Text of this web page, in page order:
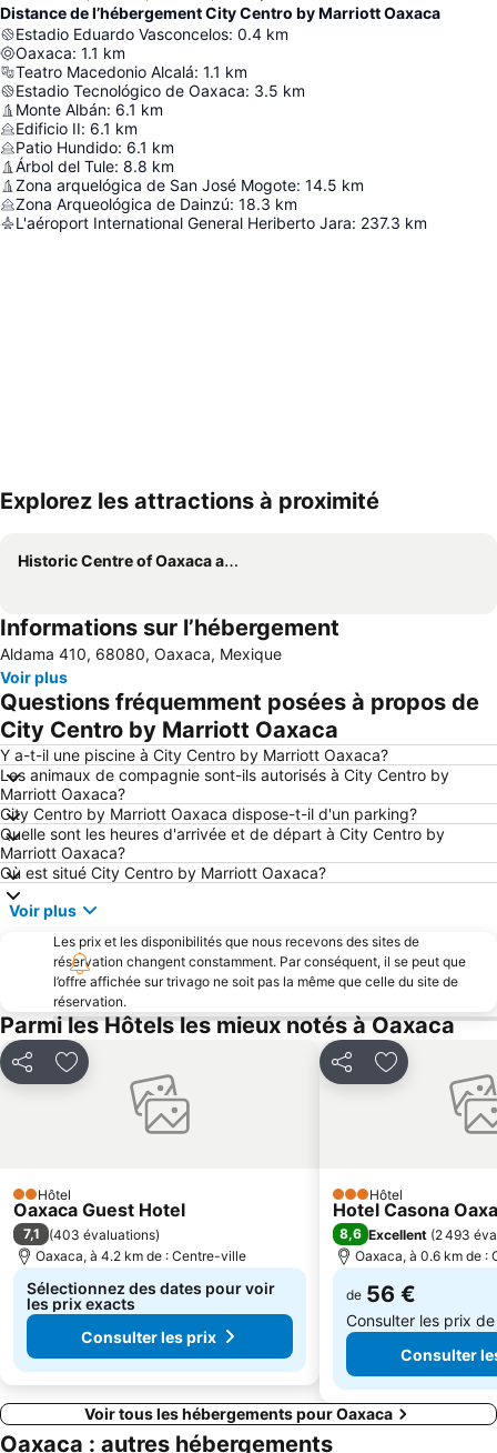
Distance de l’hébergement City Centro by Marriott Oaxaca
Estadio Eduardo Vasconcelos: 0.4 km
Oaxaca: 1.1 km
Teatro Macedonio Alcalá: 1.1 km
Estadio Tecnológico de Oaxaca: 3.5 km
Monte Albán: 6.1 km
Edificio II: 6.1 km
Patio Hundido: 6.1 km
Árbol del Tule: 8.8 km
Zona arquelógica de San José Mogote: 14.5 km
Zona Arqueológica de Dainzú: 18.3 km
L'aéroport International General Heriberto Jara: 237.3 km
Explorez les attractions à proximité
Historic Centre of Oaxaca and Archaeological Site of Monte Albán
Informations sur l’hébergement
Aldama 410, 68080, Oaxaca, Mexique
Voir plus
Questions fréquemment posées à propos de
City Centro by Marriott Oaxaca
Y a-t-il une piscine à City Centro by Marriott Oaxaca?
Les animaux de compagnie sont-ils autorisés à City Centro by
Marriott Oaxaca?
City Centro by Marriott Oaxaca dispose-t-il d'un parking?
Quelle sont les heures d'arrivée et de départ à City Centro by
Marriott Oaxaca?
Où est situé City Centro by Marriott Oaxaca?
Voir plus
Les prix et les disponibilités que nous recevons des sites de
réservation changent constamment. Par conséquent, il se peut que
l’offre affichée sur trivago ne soit pas la même que celle du site de
réservation.
Parmi les Hôtels les mieux notés à Oaxaca
PartagerAjouter à mes favoris
2 Étoiles
Hôtel
Oaxaca Guest Hotel
7,1 (403 évaluations)
Oaxaca, à 4.2 km de : Centre-ville
Sélectionnez des dates pour voir
les prix exacts
Consulter les prix
PartagerAjouter à
3 Étoiles
Hôtel
Hotel Casona
8,6 Excellent (2 493
Oaxaca, à 0.6 km de :
de 56 €
Consulter les prix
Consulter
Voir tous les hébergements pour Oaxaca
Oaxaca : autres hébergements